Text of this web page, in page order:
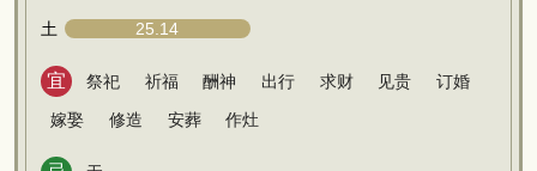
土 25.14
宜 祭祀 祈福 酬神 出行 求财 见贵
订婚
嫁娶
修造 安葬 作灶